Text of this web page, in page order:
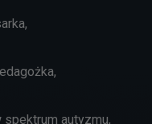
autyzmu,